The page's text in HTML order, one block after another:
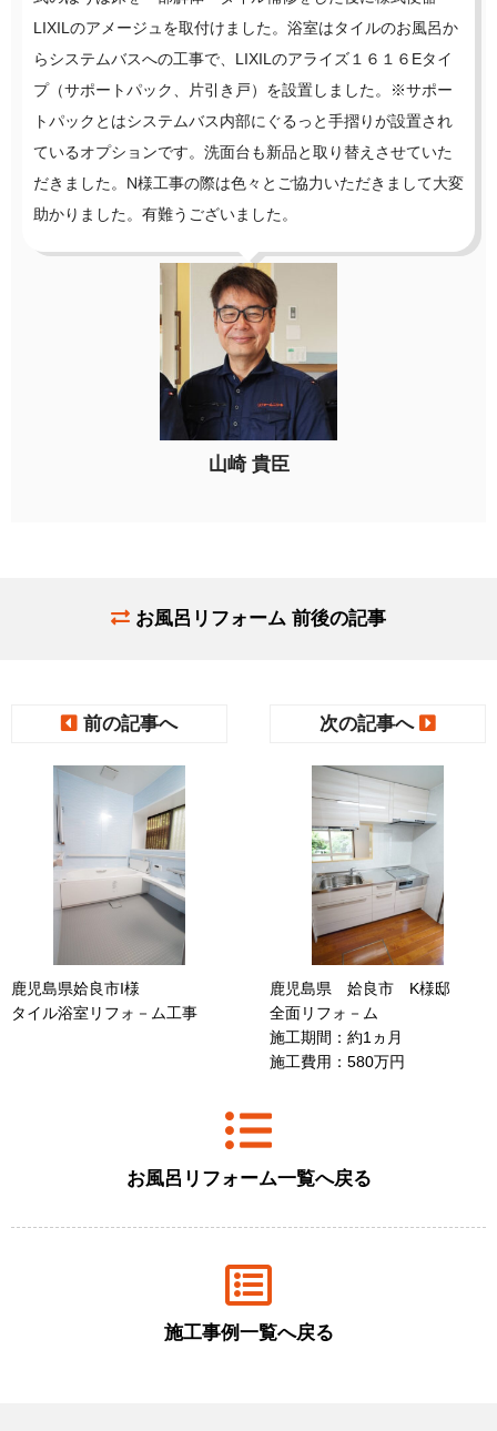
LIXILのアメージュを取付けました。浴室はタイルのお風呂か
らシステムバスへの工事で、LIXILのアライズ１６１６Eタイ
プ（サポートパック、片引き戸）を設置しました。※サポー
トパックとはシステムバス内部にぐるっと手摺りが設置され
ているオプションです。洗面台も新品と取り替えさせていた
だきました。N様工事の際は色々とご協力いただきまして大変
助かりました。有難うございました。
山崎 貴臣
お風呂リフォーム 前後の記事
前の記事へ
鹿児島県姶良市I様
タイル浴室リフォ－ム工事
お風呂リフォーム一覧へ戻る
施工事例一覧へ戻る
次の記事へ
鹿児島県 姶良市 K様邸
全面リフォ－ム
施工期間：約1ヵ月
施工費用：580万円